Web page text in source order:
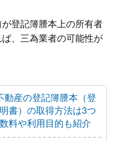
登記簿謄本上の所有者
、三為業者の可能性が
動産の登記簿謄本（登
書）の取得方法は3つ
料や利用目的も紹介